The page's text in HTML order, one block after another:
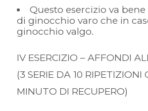
Questo esercizio va bene
di ginocchio varo che in
ginocchio valgo.
IV ESERCIZIO – AFFONDI
(3 SERIE DA 10 RIPETIZIONI
MINUTO DI RECUPERO)